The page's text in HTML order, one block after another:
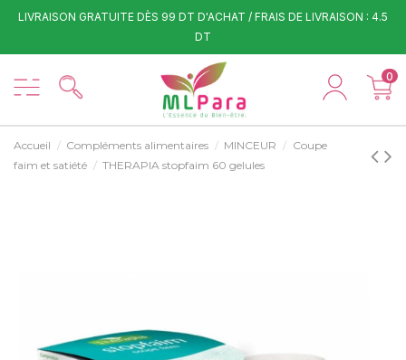
LIVRAISON GRATUITE DÈS 99 DT D'ACHAT / FRAIS DE LIVRAISON : 4.5
DT
0
Accueil Compléments alimentaires MINCEUR
Coupe
faim et satiété
THERAPIA stopfaim 60 gelules